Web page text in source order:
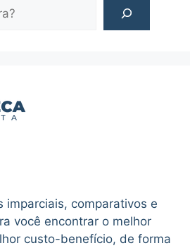
imparciais, comparativos e
você encontrar o melhor
custo-benefício, de forma